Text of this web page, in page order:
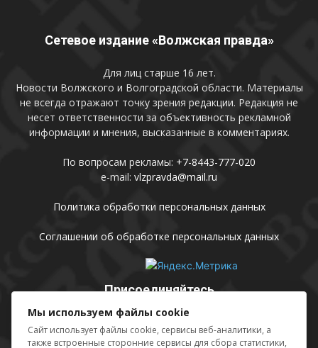
Сетевое издание «Волжская правда»
Для лиц старше 16 лет.
Новости Волжского и Волгоградской области. Материалы
не всегда отражают точку зрения редакции. Редакция не
несет ответственности за объективность рекламной
информации и мнения, высказанные в комментариях.
По вопросам рекламы: +7-8443-777-020
e-mail: vlzpravda@mail.ru
Политика обработки персональных данных
Соглашении об обработке персональных данных
Присоединяйтесь
Мы используем файлы cookie
Сайт использует файлы cookie, сервисы веб-аналитики, а
также встроенные сторонние сервисы для сбора статистики,